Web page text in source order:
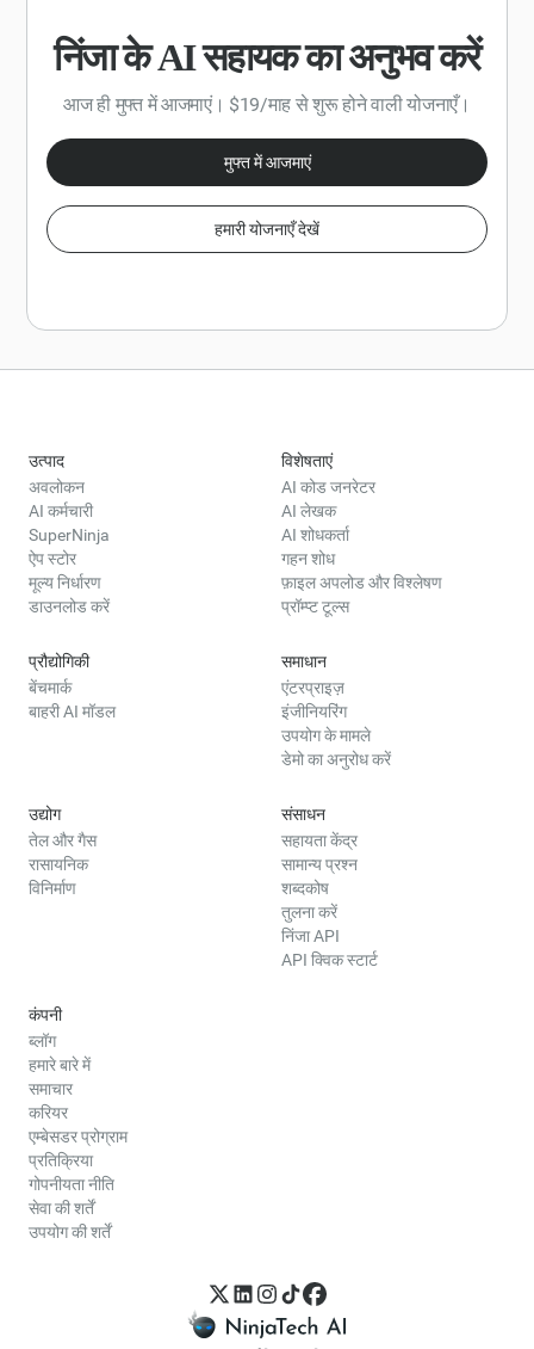
स्थितियों जैसे कारकों पर विचार करें। एक संरचित प्रारूप में अपनी
प्रतिक्रिया दें, जिसमें एक परिचय, मुख्य विश्लेषण चरण और कार्रवाई योग्य
अनुशंसाओं वाला निष्कर्ष शामिल है।
निंजा के AI सहायक का अनुभव करें
आज ही मुफ्त में आजमाएं। $19/माह से शुरू होने वाली योजनाएँ।
मुफ्त में आजमाएं
हमारी योजनाएँ देखें
उत्पाद
अवलोकन
AI कर्मचारी
SuperNinja
ऐप स्टोर
मूल्य निर्धारण
डाउनलोड करें
विशेषताएं
AI कोड जनरेटर
AI लेखक
AI शोधकर्ता
गहन शोध
फ़ाइल अपलोड और विश्लेषण
प्रॉम्प्ट टूल्स
प्रौद्योगिकी
बेंचमार्क
बाहरी AI मॉडल
समाधान
एंटरप्राइज़
इंजीनियरिंग
उपयोग के मामले
डेमो का अनुरोध करें
उद्योग
तेल और गैस
रासायनिक
विनिर्माण
संसाधन
सहायता केंद्र
सामान्य प्रश्न
शब्दकोष
तुलना करें
निंजा API
API क्विक स्टार्ट
कंपनी
ब्लॉग
हमारे बारे में
समाचार
करियर
एम्बेसडर प्रोग्राम
प्रतिक्रिया
गोपनीयता नीति
सेवा की शर्तें
उपयोग की शर्तें